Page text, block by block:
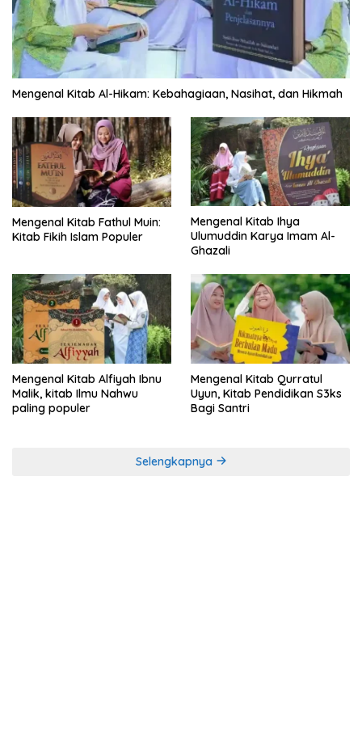
Mengenal Kitab Al-Hikam: Kebahagiaan, Nasihat, dan Hikmah
Mengenal Kitab Fathul Muin:
Kitab Fikih Islam Populer
Mengenal Kitab Ihya
Ulumuddin Karya Imam Al-
Ghazali
Mengenal Kitab Alfiyah Ibnu
Malik, kitab Ilmu Nahwu
paling populer
Mengenal Kitab Qurratul
Uyun, Kitab Pendidikan S3ks
Bagi Santri
Selengkapnya